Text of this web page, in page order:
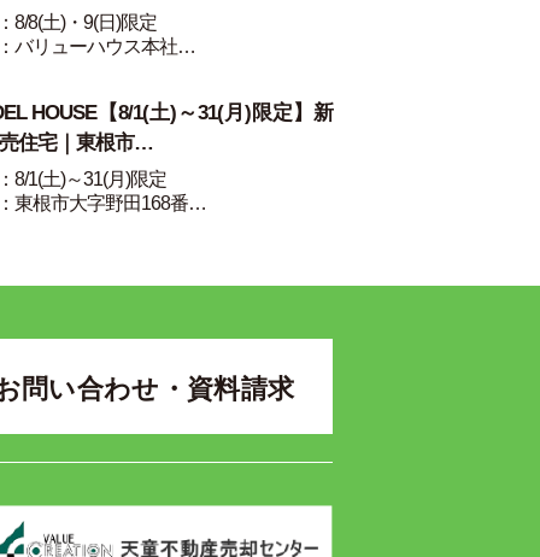
8/8(土)・9(日)限定
バリューハウス本社…
HOUSE【8/1(土)～31(月)限定】新
住宅｜東根市…
8/1(土)～31(月)限定
東根市大字野田168番…
問い合わせ・資料請求